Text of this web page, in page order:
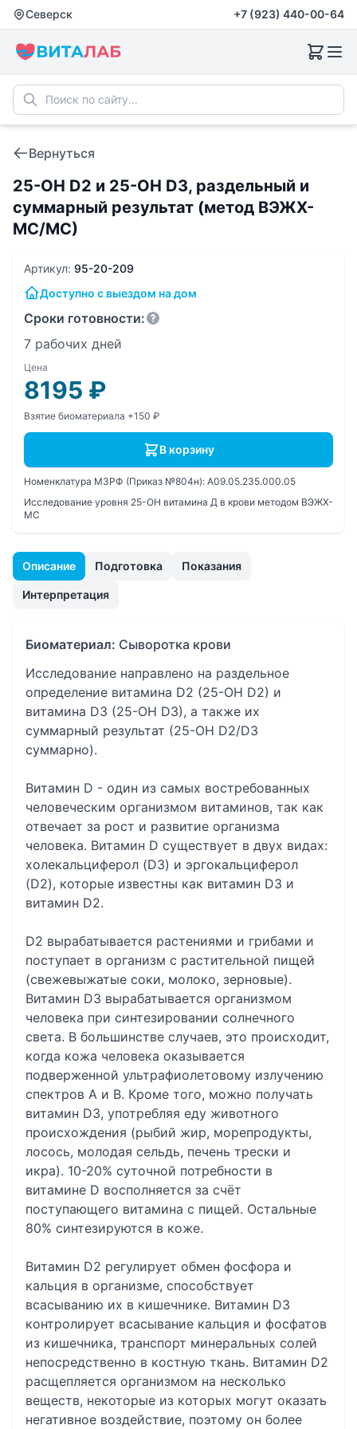
Северск +7 (923) 440-00-64
Вернуться
25-OH D2 и 25-OH D3, раздельный и
суммарный результат (метод ВЭЖХ-
МС/МС)
Описание Подготовка Показания
Интерпретация
Биоматериал: Сыворотка крови
Исследование направлено на раздельное
определение витамина D2 (25-OH D2) и
витамина D3 (25-OH D3), а также их
суммарный результат (25-OH D2/D3
суммарно).
Витамин D - один из самых востребованных
человеческим организмом витаминов, так как
отвечает за рост и развитие организма
человека. Витамин D существует в двух видах:
холекальциферол (D3) и эргокальциферол
(D2), которые известны как витамин D3 и
витамин D2.
D2 вырабатывается растениями и грибами и
поступает в организм с растительной пищей
(свежевыжатые соки, молоко, зерновые).
Витамин D3 вырабатывается организмом
человека при синтезировании солнечного
света. В большинстве случаев, это происходит,
когда кожа человека оказывается
подверженной ультрафиолетовому излучению
спектров А и В. Кроме того, можно получать
витамин D3, употребляя еду животного
происхождения (рыбий жир, морепродукты,
лосось, молодая сельдь, печень трески и
икра). 10-20% суточной потребности в
витамине D восполняется за счёт
поступающего витамина с пищей. Остальные
80% синтезируются в коже.
Витамин D2 регулирует обмен фосфора и
кальция в организме, способствует
всасыванию их в кишечнике. Витамин D3
контролирует всасывание кальция и фосфатов
из кишечника, транспорт минеральных солей
непосредственно в костную ткань. Витамин D2
расщепляется организмом на несколько
веществ, некоторые из которых могут оказать
негативное воздействие, поэтому он более
Артикул: 95-20-209
Доступно с выездом на дом
Сроки готовности:
7 рабочих дней
Цена
8195 ₽
Взятие биоматериала +150 ₽
В корзину
Номенклатура МЗРФ (Приказ №804н): A09.05.235.000.05
Исследование уровня 25-OH витамина Д в крови методом ВЭЖХ-
МС